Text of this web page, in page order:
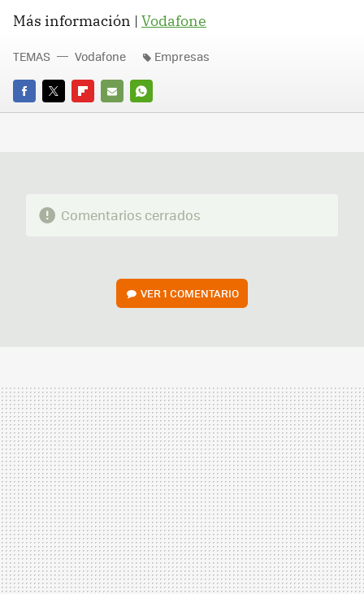
Más información | Vodafone
FACEBOOK
TWITTERFLIPBOARD
E-
WHATSAPP
TEMAS Vodafone Empresas
Comentarios cerrados
VER1 COMENTARIO